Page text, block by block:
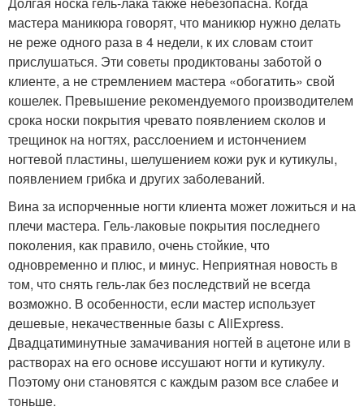
мастера маникюра говорят, что маникюр нужно делать
не реже одного раза в 4 недели, к их словам стоит
прислушаться. Эти советы продиктованы заботой о
клиенте, а не стремлением мастера «обогатить» свой
кошелек. Превышение рекомендуемого производителем
срока носки покрытия чревато появлением сколов и
трещинок на ногтях, расслоением и истончением
ногтевой пластины, шелушением кожи рук и кутикулы,
появлением грибка и других заболеваний.
Вина за испорченные ногти клиента может ложиться и на
плечи мастера. Гель-лаковые покрытия последнего
поколения, как правило, очень стойкие, что
одновременно и плюс, и минус. Неприятная новость в
том, что снять гель-лак без последствий не всегда
возможно. В особенности, если мастер использует
дешевые, некачественные базы с AliExpress.
Двадцатиминутные замачивания ногтей в ацетоне или в
растворах на его основе иссушают ногти и кутикулу.
Поэтому они становятся с каждым разом все слабее и
тоньше.